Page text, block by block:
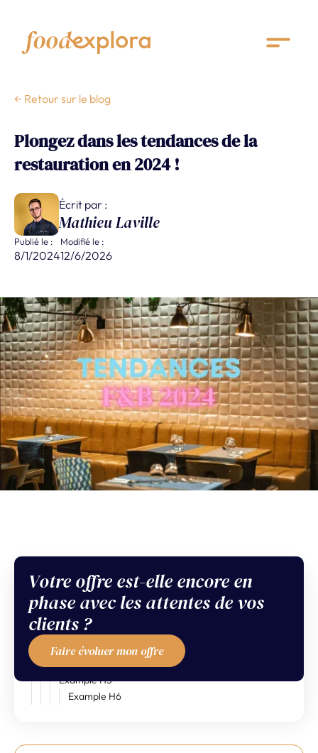
← Retour sur le blog
Plongez dans les tendances de la
restauration en 2024 !
Écrit par :
Mathieu Laville
Publié le :
8/1/2024
Modifié le :
12/6/2026
Votre offre est-elle encore en
phase avec les attentes de vos
clients ?
Faire évoluer mon offre
Sommaire
En bref
Example H2
Example H3
Example H5
Example H6